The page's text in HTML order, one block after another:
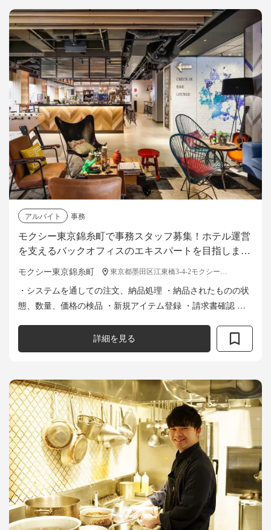
アルバイト
事務
モクシー東京錦糸町で事務スタッフ募集！ホテル運営
を支えるバックオフィスのエキスパートを目指しませ
モクシー東京錦糸町
・システムを通しての注文、納品処理 ・納品されたものの状
態、数量、価格の検品 ・新規アイテム登録 ・請求書確認 ・
詳細を見る